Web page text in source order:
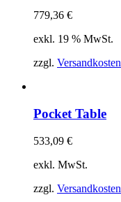
779,36 €
exkl. 19 % MwSt.
zzgl. Versandkosten
Pocket Table
533,09 €
exkl. MwSt.
zzgl. Versandkosten